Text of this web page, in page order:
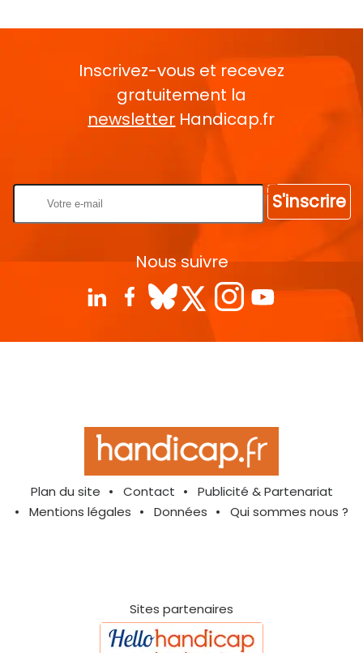
Inscrivez-vous et recevez
gratuitement la
newsletter Handicap.fr
S'inscrire
Nous suivre
Plan du site Contact
Publicité & Partenariat
Mentions légales
Données Qui sommes nous ?
Sites partenaires